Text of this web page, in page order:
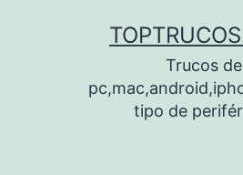
Trucos de
tipo de